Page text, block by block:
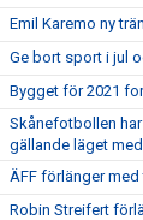
Emil Karemo ny
Ge bort sport i jul
Bygget för 2021
Skånefotbollen
gällande läget
ÄFF förlänger
Robin Streifert